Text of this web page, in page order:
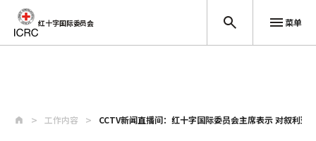
红十字国际委员会 菜单
工作内容 CCTV新闻直播间：红十字国际委员会主席表示 对叙利亚